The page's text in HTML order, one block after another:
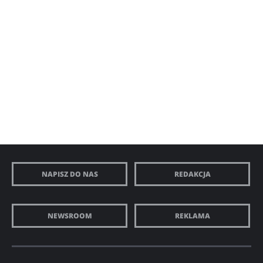
NAPISZ DO NAS REDAKCJA
NEWSROOM REKLAMA